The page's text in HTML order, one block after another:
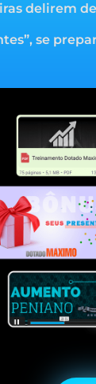
delirem
se